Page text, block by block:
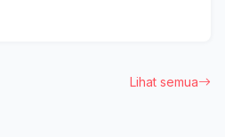
Lihat semua